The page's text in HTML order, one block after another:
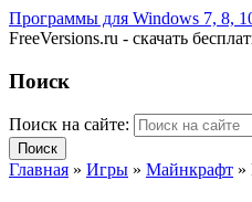
Программы для Windows 7, 8,
FreeVersions.ru - скачать
Поиск
Поиск на сайте:
Главная » Игры » Майнкрафт »